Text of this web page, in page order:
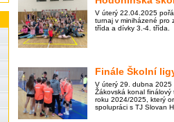
V úterý 22.04.2025
turnaj v miniházené pro
třída a dívky 3.-4. třída.
Finále Školní
V úterý 29. dubna
Žákovská konal
roku 2024/2025, který
spolupráci s TJ Slovan